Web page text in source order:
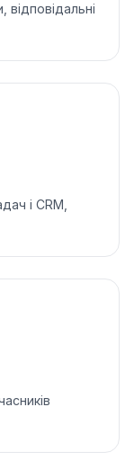
і CRM,